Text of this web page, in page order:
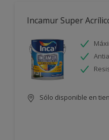
Incamur Super
Sólo disponible en